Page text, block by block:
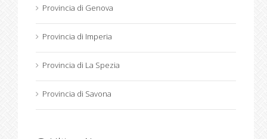
Provincia di Genova
Provincia di Imperia
Provincia di La Spezia
Provincia di Savona